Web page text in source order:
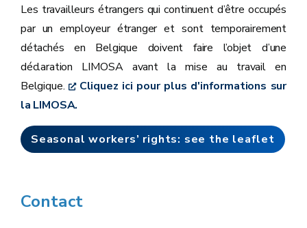
Les travailleurs étrangers qui continuent d’être occupés
par un employeur étranger et sont temporairement
détachés en Belgique doivent faire l’objet d’une
déclaration LIMOSA avant la mise au travail en
Belgique.
Cliquez ici pour plus d'informations sur
la LIMOSA.
Seasonal workers’ rights: see the leaflet
Contact